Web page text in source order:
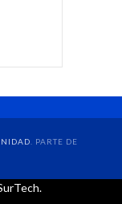
. PARTE DE